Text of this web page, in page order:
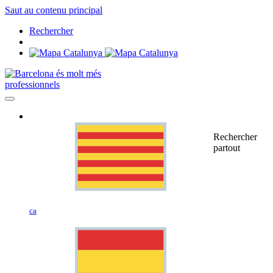
Saut au contenu principal
Rechercher
professionnels
ca
Rechercher
partout